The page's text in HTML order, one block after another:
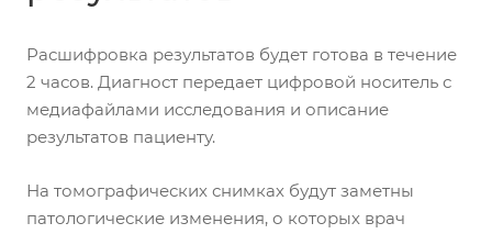
Расшифровка результатов будет готова в течение
2 часов. Диагност передает цифровой носитель с
медиафайлами исследования и описание
результатов пациенту.
На томографических снимках будут заметны
патологические изменения, о которых врач